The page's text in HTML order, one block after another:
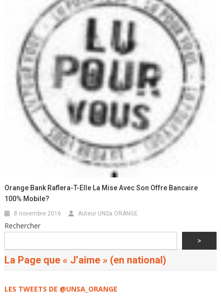
Orange Bank Raflera-T-Elle La Mise Avec Son Offre Bancaire
100% Mobile?
8 novembre 2016 Auteur UNSa ORANGE
Rechercher
>
La Page que « J’aime » (en national)
LES TWEETS DE @UNSA_ORANGE